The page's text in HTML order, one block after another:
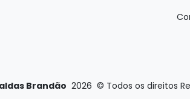
Brandão 2026 © Todos os direitos